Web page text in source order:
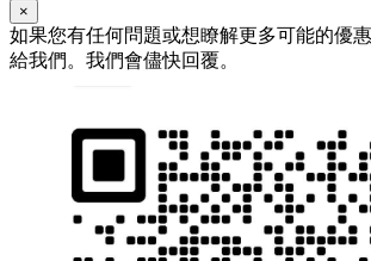
×
如果您有任何問題或想瞭解更多可能的優
給我們。我們會儘快回覆。